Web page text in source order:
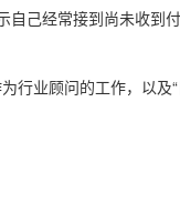
自己经常接到尚未收到
行业顾问的工作，以及